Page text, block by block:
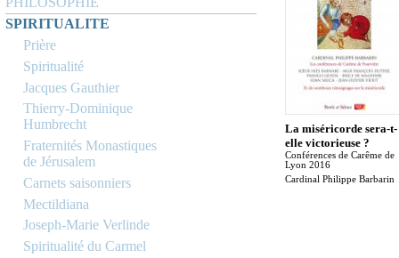
SPIRITUALITE
Prière
Spiritualité
Jacques Gauthier
Thierry-Dominique
Humbrecht
Fraternités Monastiques
de Jérusalem
Carnets saisonniers
Mectildiana
Joseph-Marie Verlinde
Spiritualité du Carmel
La miséricorde sera-t-
elle victorieuse ?
Conférences de Carême de
Lyon 2016
Cardinal Philippe Barbarin